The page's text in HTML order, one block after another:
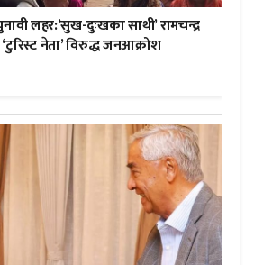
लहर:’सुख-दुःखका साथी’ रामचन्द्र
नेता’ विरुद्ध जनआक्रोश